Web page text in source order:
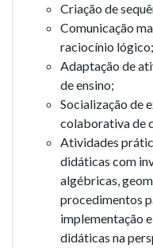
Criação de
Comunicação
raciocínio lógico;
Adaptação de
de ensino;
Socialização de
colaborativa de
Atividades
didáticas com
algébricas,
procedimentos
implementação
didáticas na